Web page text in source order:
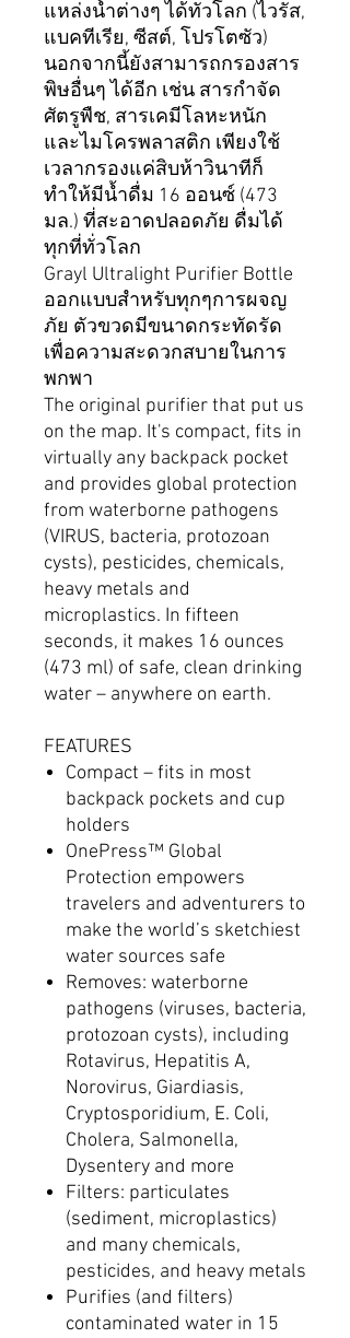
แหล่งน้ำต่างๆ ได้ทั่วโลก (ไวรัส,
แบคทีเรีย, ซีสต์, โปรโตซัว)
นอกจากนี้ยังสามารถกรองสาร
พิษอื่นๆ ได้อีก เช่น สารกำจัด
ศัตรูพืช, สารเคมีโลหะหนัก
และไมโครพลาสติก เพียงใช้
เวลากรองแค่สิบห้าวินาทีก็
ทำให้มีน้ำดื่ม 16 ออนซ์ (473
มล.) ที่สะอาดปลอดภัย ดื่มได้
ทุกที่ทั่วโลก
Grayl Ultralight Purifier Bottle
ออกแบบสำหรับทุกๆการผจญ
ภัย ตัวขวดมีขนาดกระทัดรัด
เพื่อความสะดวกสบายในการ
พกพา
The original purifier that put us
on the map. It's compact, fits in
virtually any backpack pocket
and provides global protection
from waterborne pathogens
(VIRUS, bacteria, protozoan
cysts), pesticides, chemicals,
heavy metals and
microplastics. In fifteen
seconds, it makes 16 ounces
(473 ml) of safe, clean drinking
water – anywhere on earth.
FEATURES
Compact – fits in most
backpack pockets and cup
holders
OnePress™ Global
Protection empowers
travelers and adventurers to
make the world’s sketchiest
water sources safe
Removes: waterborne
pathogens (viruses, bacteria,
protozoan cysts), including
Rotavirus, Hepatitis A,
Norovirus, Giardiasis,
Cryptosporidium, E. Coli,
Cholera, Salmonella,
Dysentery and more
Filters: particulates
(sediment, microplastics)
and many chemicals,
pesticides, and heavy metals
Purifies (and filters)
contaminated water in 15